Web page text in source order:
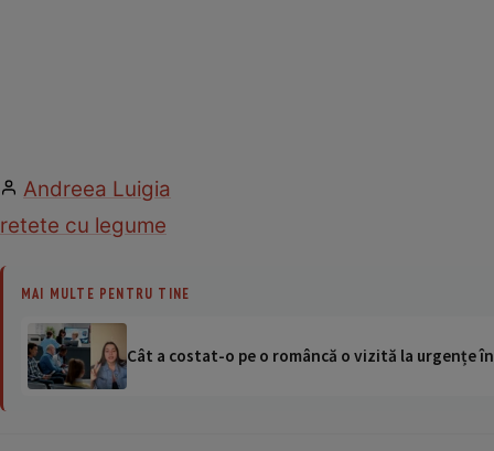
Andreea Luigia
retete cu legume
MAI MULTE PENTRU TINE
Cât a costat-o pe o româncă o vizită la urgențe